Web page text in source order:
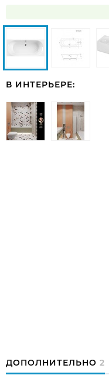
В ИНТЕРЬЕРЕ:
ДОПОЛНИТЕЛЬНО 2